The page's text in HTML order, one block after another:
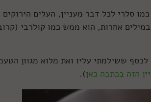
סלרי לכל דבר מעניין, העלים הירוקים
אחרות, הוא ממש כמו קולרבי
ששילמתי עליו ואת מלוא מגוון
הזה בכתבה כאן).